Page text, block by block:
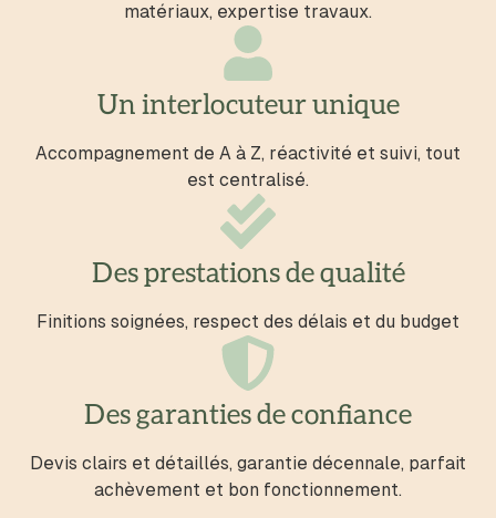
matériaux, expertise travaux.
Un interlocuteur unique
Accompagnement de A à Z, réactivité et suivi, tout
est centralisé.
Des prestations de qualité
Finitions soignées, respect des délais et du budget
Des garanties de confiance
Devis clairs et détaillés, garantie décennale, parfait
achèvement et bon fonctionnement.